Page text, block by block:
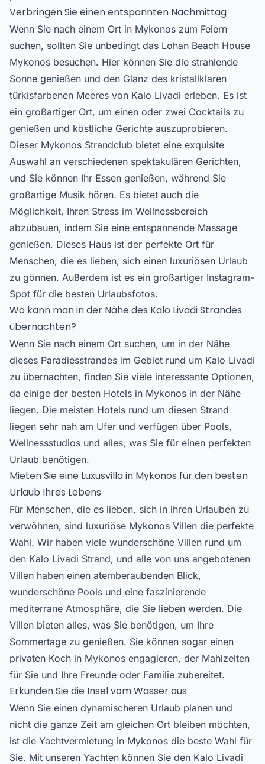
Verbringen Sie einen entspannten Nachmittag
Wenn Sie nach einem Ort in Mykonos zum Feiern
suchen, sollten Sie unbedingt das Lohan Beach House
Mykonos besuchen. Hier können Sie die strahlende
Sonne genießen und den Glanz des kristallklaren
türkisfarbenen Meeres von Kalo Livadi erleben. Es ist
ein großartiger Ort, um einen oder zwei Cocktails zu
genießen und köstliche Gerichte auszuprobieren.
Dieser Mykonos Strandclub bietet eine exquisite
Auswahl an verschiedenen spektakulären Gerichten,
und Sie können Ihr Essen genießen, während Sie
großartige Musik hören. Es bietet auch die
Möglichkeit, Ihren Stress im Wellnessbereich
abzubauen, indem Sie eine entspannende Massage
genießen. Dieses Haus ist der perfekte Ort für
Menschen, die es lieben, sich einen luxuriösen Urlaub
zu gönnen. Außerdem ist es ein großartiger Instagram-
Spot für die besten Urlaubsfotos.
Wo kann man in der Nähe des Kalo Livadi Strandes
übernachten?
Wenn Sie nach einem Ort suchen, um in der Nähe
dieses Paradiesstrandes im Gebiet rund um Kalo Livadi
zu übernachten, finden Sie viele interessante Optionen,
da einige der besten Hotels in Mykonos in der Nähe
liegen. Die meisten Hotels rund um diesen Strand
liegen sehr nah am Ufer und verfügen über Pools,
Wellnessstudios und alles, was Sie für einen perfekten
Urlaub benötigen.
Mieten Sie eine Luxusvilla in Mykonos für den besten
Urlaub Ihres Lebens
Für Menschen, die es lieben, sich in ihren Urlauben zu
verwöhnen, sind luxuriöse Mykonos Villen die perfekte
Wahl. Wir haben viele wunderschöne Villen rund um
den Kalo Livadi Strand, und alle von uns angebotenen
Villen haben einen atemberaubenden Blick,
wunderschöne Pools und eine faszinierende
mediterrane Atmosphäre, die Sie lieben werden. Die
Villen bieten alles, was Sie benötigen, um Ihre
Sommertage zu genießen. Sie können sogar einen
privaten Koch in Mykonos engagieren, der Mahlzeiten
für Sie und Ihre Freunde oder Familie zubereitet.
Erkunden Sie die Insel vom Wasser aus
Wenn Sie einen dynamischeren Urlaub planen und
nicht die ganze Zeit am gleichen Ort bleiben möchten,
ist die Yachtvermietung in Mykonos die beste Wahl für
Sie. Mit unseren Yachten können Sie den Kalo Livadi